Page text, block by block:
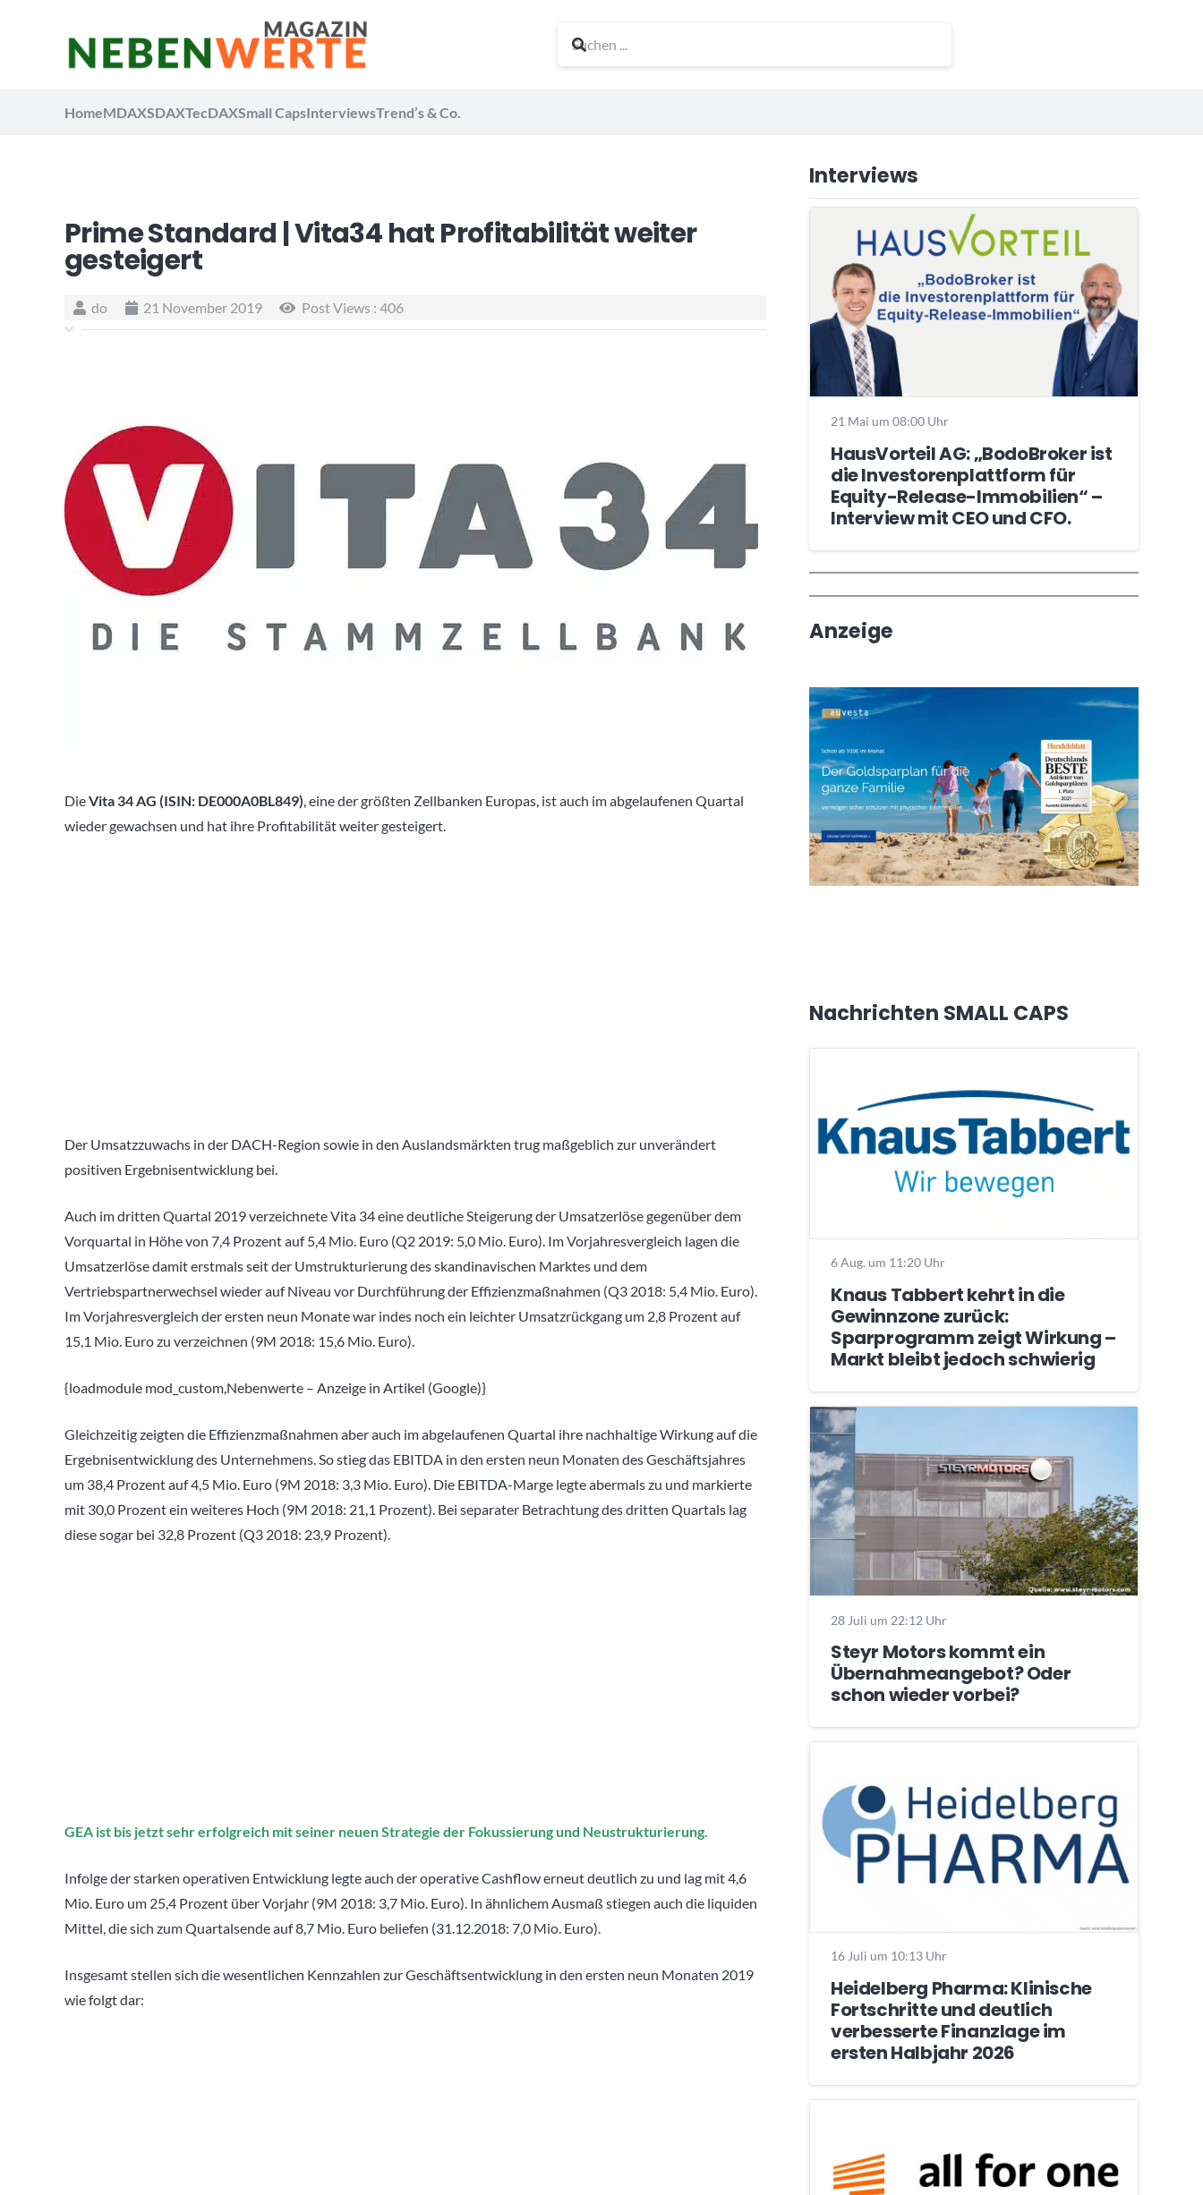
HomeMDAXSDAXTecDAXSmall CapsInterviewsTrend’s & Co.
Prime Standard | Vita34 hat Profitabilität weiter
gesteigert
do 21 November 2019 Post Views : 406
DieVita 34 AG (ISIN: DE000A0BL849), eine der größten Zellbanken Europas, ist auch im abgelaufenen Quartal
wieder gewachsen und hat ihre Profitabilität weiter gesteigert.
Der Umsatzzuwachs in der DACH-Region sowie in den Auslandsmärkten trug maßgeblich zur unverändert
positiven Ergebnisentwicklung bei.
Auch im dritten Quartal 2019 verzeichnete Vita 34 eine deutliche Steigerung der Umsatzerlöse gegenüber dem
Vorquartal in Höhe von 7,4 Prozent auf 5,4 Mio. Euro (Q2 2019: 5,0 Mio. Euro). Im Vorjahresvergleich lagen die
Umsatzerlöse damit erstmals seit der Umstrukturierung des skandinavischen Marktes und dem
Vertriebspartnerwechsel wieder auf Niveau vor Durchführung der Effizienzmaßnahmen (Q3 2018: 5,4 Mio. Euro).
Im Vorjahresvergleich der ersten neun Monate war indes noch ein leichter Umsatzrückgang um 2,8 Prozent auf
15,1 Mio. Euro zu verzeichnen (9M 2018: 15,6 Mio. Euro).
{loadmodule mod_custom,Nebenwerte – Anzeige in Artikel (Google)}
Gleichzeitig zeigten die Effizienzmaßnahmen aber auch im abgelaufenen Quartal ihre nachhaltige Wirkung auf die
Ergebnisentwicklung des Unternehmens. So stieg das EBITDA in den ersten neun Monaten des Geschäftsjahres
um 38,4 Prozent auf 4,5 Mio. Euro (9M 2018: 3,3 Mio. Euro). Die EBITDA-Marge legte abermals zu und markierte
mit 30,0 Prozent ein weiteres Hoch (9M 2018: 21,1 Prozent). Bei separater Betrachtung des dritten Quartals lag
diese sogar bei 32,8 Prozent (Q3 2018: 23,9 Prozent).
GEA ist bis jetzt sehr erfolgreich mit seiner neuen Strategie der Fokussierung und Neustrukturierung.
Infolge der starken operativen Entwicklung legte auch der operative Cashflow erneut deutlich zu und lag mit 4,6
Mio. Euro um 25,4 Prozent über Vorjahr (9M 2018: 3,7 Mio. Euro). In ähnlichem Ausmaß stiegen auch die liquiden
Mittel, die sich zum Quartalsende auf 8,7 Mio. Euro beliefen (31.12.2018: 7,0 Mio. Euro).
Insgesamt stellen sich die wesentlichen Kennzahlen zur Geschäftsentwicklung in den ersten neun Monaten 2019
wie folgt dar:
Interviews
21 Mai um 08:00 Uhr
HausVorteil AG: „BodoBroker ist
die Investorenplattform für
Equity-Release-Immobilien“ –
Interview mit CEO und CFO.
Wochenrückblick
Trendthemen
Anzeige
Nachrichten SMALL CAPS
6 Aug. um 11:20 Uhr
Knaus Tabbert kehrt in die
Gewinnzone zurück:
Sparprogramm zeigt Wirkung –
Markt bleibt jedoch schwierig
28 Juli um 22:12 Uhr
Steyr Motors kommt ein
Übernahmeangebot? Oder
schon wieder vorbei?
16 Juli um 10:13 Uhr
Heidelberg Pharma: Klinische
Fortschritte und deutlich
verbesserte Finanzlage im
ersten Halbjahr 2026